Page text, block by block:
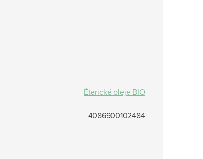
Éterické oleje BIO
4086900102484